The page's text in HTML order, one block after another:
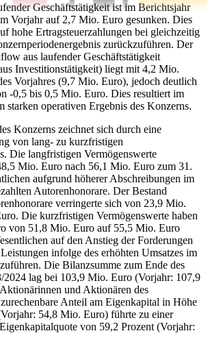
Geschäftstätigkeit ist im Berichtsjahr
Vorjahr auf 2,7 Mio. Euro gesunken. Dies
hohe Ertragsteuerzahlungen bei gleichzeitig
zurückzuführen. Der
aus laufender Geschäftstätigkeit
Investitionstätigkeit) liegt mit 4,2 Mio.
Vorjahres (9,7 Mio. Euro), jedoch deutlich
-0,5 bis 0,5 Mio. Euro. Dies resultiert im
starken operativen Ergebnis des Konzerns.
Konzerns zeichnet sich durch eine
von lang- zu kurzfristigen
Die langfristigen Vermögenswerte
Mio. Euro nach 56,1 Mio. Euro zum 31.
aufgrund höherer Abschreibungen im
Autorenhonorare. Der Bestand
verringerte sich von 23,9 Mio.
Die kurzfristigen Vermögenswerte haben
von 51,8 Mio. Euro auf 55,5 Mio. Euro
auf den Anstieg der Forderungen
infolge des erhöhten Umsatzes im
Die Bilanzsumme zum Ende des
2024 lag bei 103,9 Mio. Euro (Vorjahr: 107,9
und Aktionären des
Anteil am Eigenkapital in Höhe
54,8 Mio. Euro) führte zu einer
von 59,2 Prozent (Vorjahr: